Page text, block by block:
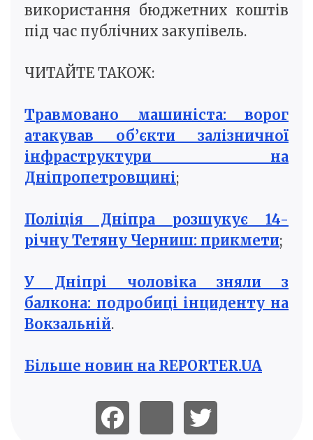
використання бюджетних коштів
під час публічних закупівель.
ЧИТАЙТЕ ТАКОЖ:
Травмовано машиніста: ворог
атакував об’єкти залізничної
інфраструктури на
Дніпропетровщині;
Поліція Дніпра розшукує 14-
річну Тетяну Черниш: прикмети;
У Дніпрі чоловіка зняли з
балкона: подробиці інциденту на
Вокзальній.
Більше новин на REPORTER.UA